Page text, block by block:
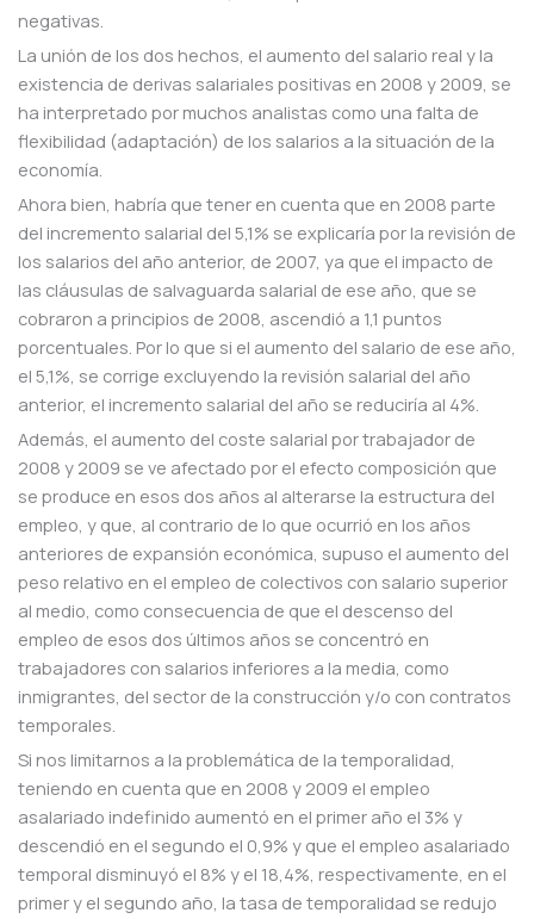
negativas.
La unión de los dos hechos, el aumento del salario real y la
existencia de derivas salariales positivas en 2008 y 2009, se
ha interpretado por muchos analistas como una falta de
flexibilidad (adaptación) de los salarios a la situación de la
economía.
Ahora bien, habría que tener en cuenta que en 2008 parte
del incremento salarial del 5,1% se explicaría por la revisión de
los salarios del año anterior, de 2007, ya que el impacto de
las cláusulas de salvaguarda salarial de ese año, que se
cobraron a principios de 2008, ascendió a 1,1 puntos
porcentuales. Por lo que si el aumento del salario de ese año,
el 5,1%, se corrige excluyendo la revisión salarial del año
anterior, el incremento salarial del año se reduciría al 4%.
Además, el aumento del coste salarial por trabajador de
2008 y 2009 se ve afectado por el efecto composición que
se produce en esos dos años al alterarse la estructura del
empleo, y que, al contrario de lo que ocurrió en los años
anteriores de expansión económica, supuso el aumento del
peso relativo en el empleo de colectivos con salario superior
al medio, como consecuencia de que el descenso del
empleo de esos dos últimos años se concentró en
trabajadores con salarios inferiores a la media, como
inmigrantes, del sector de la construcción y/o con contratos
temporales.
Si nos limitarnos a la problemática de la temporalidad,
teniendo en cuenta que en 2008 y 2009 el empleo
asalariado indefinido aumentó en el primer año el 3% y
descendió en el segundo el 0,9% y que el empleo asalariado
temporal disminuyó el 8% y el 18,4%, respectivamente, en el
primer y el segundo año, la tasa de temporalidad se redujo